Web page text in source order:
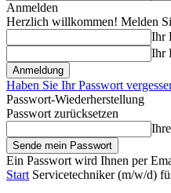
Anmelden
Herzlich willkommen! Melden
Ihr
Ihr
Haben Sie Ihr Passwort
Passwort-Wiederherstellung
Passwort zurücksetzen
Ein Passwort wird Ihnen per
Start Servicetechniker (m/w/d)